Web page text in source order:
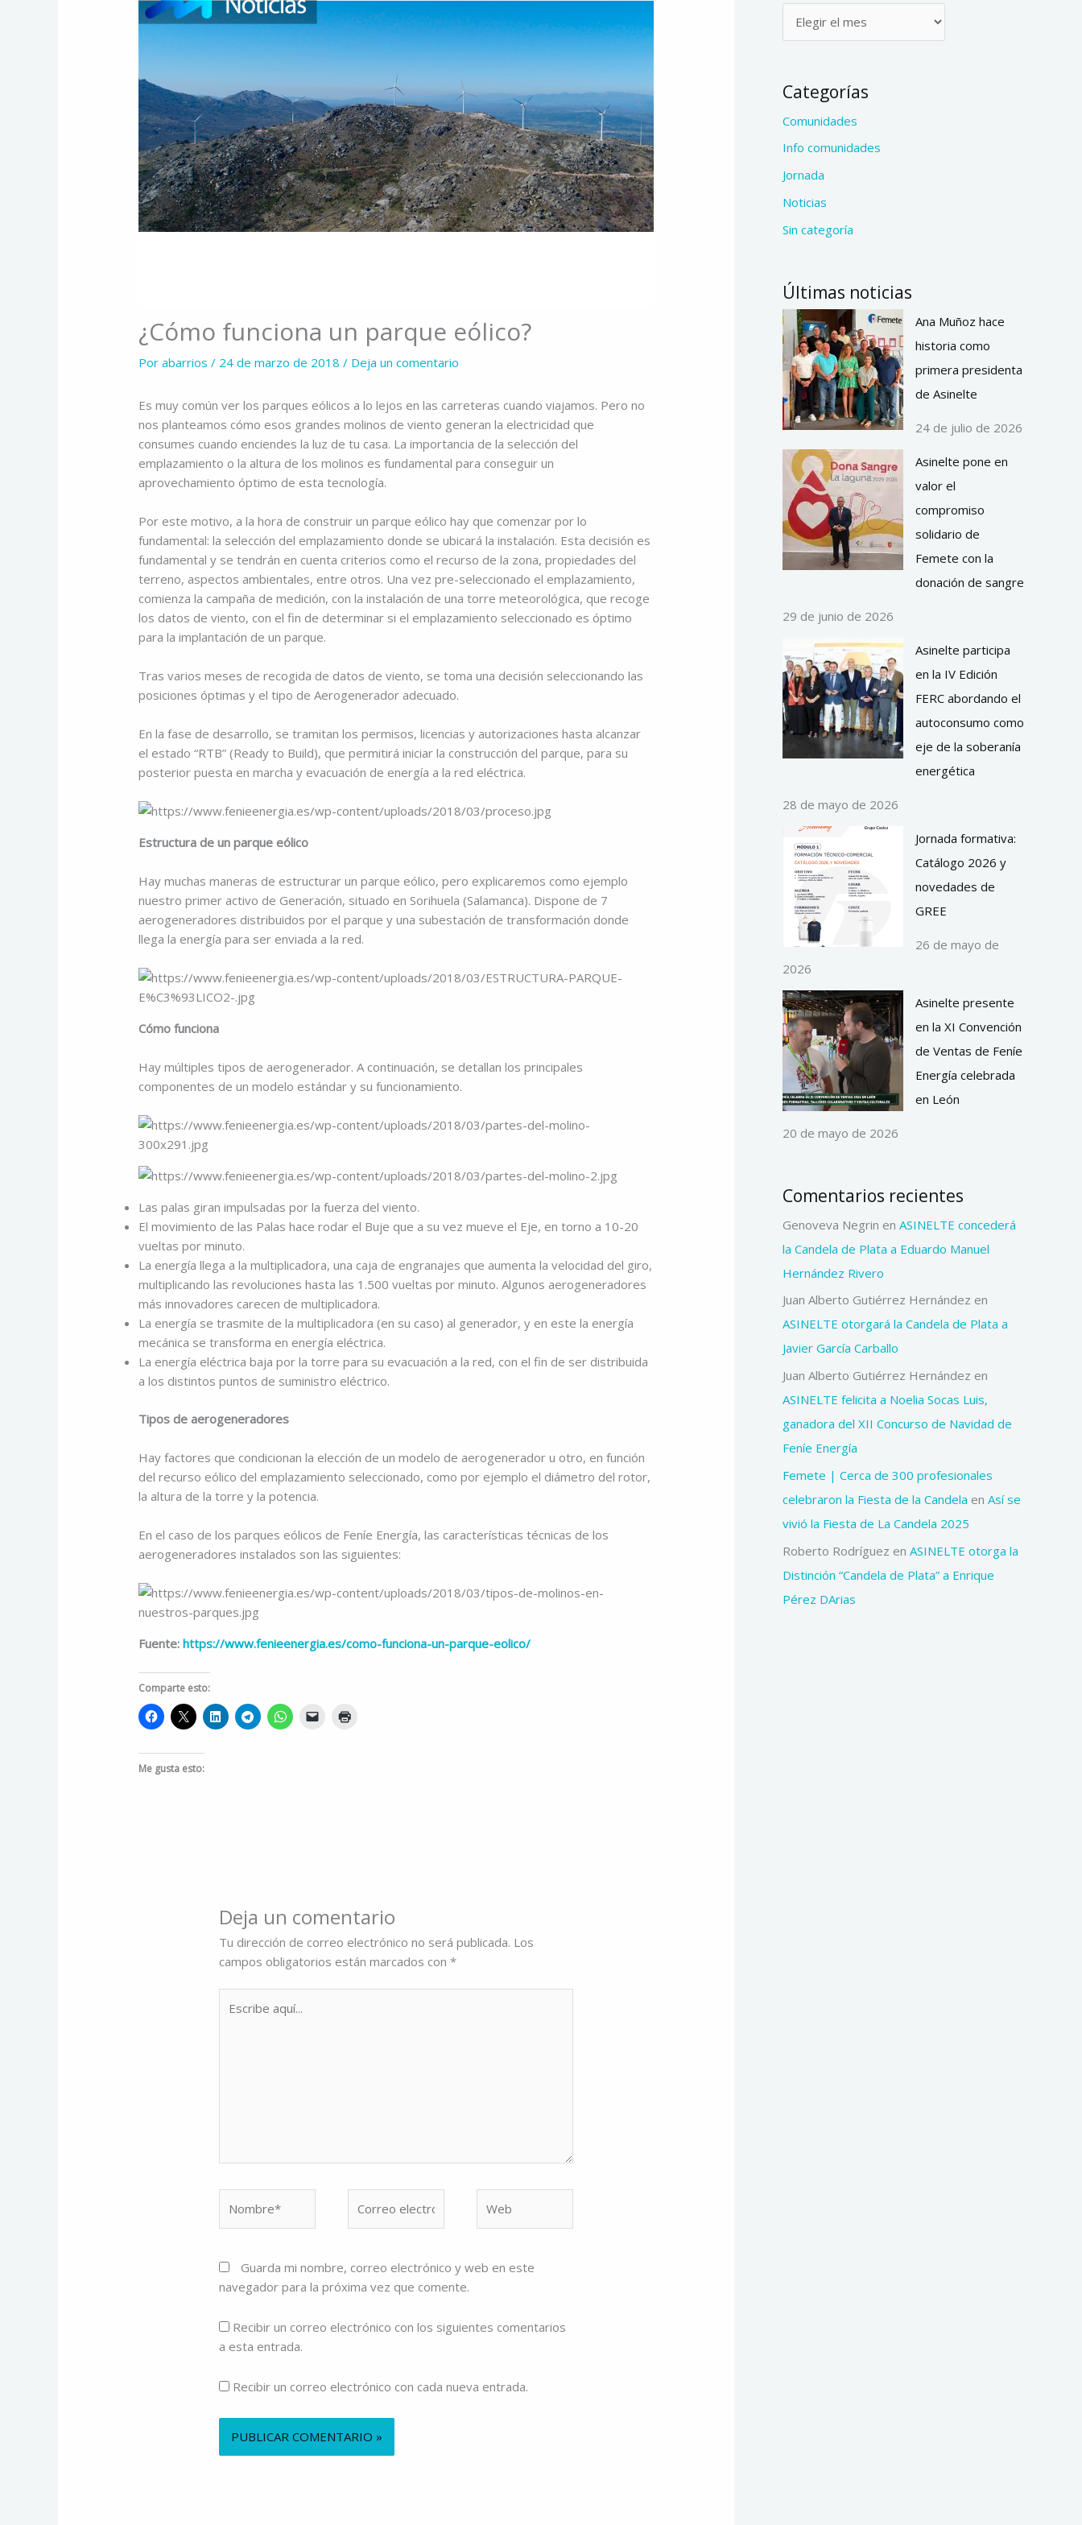
¿Cómo funciona un parque eólico?
Porabarrios/ 24 de marzo de 2018/ Deja un comentario
Es muy común ver los parques eólicos a lo lejos en las carreteras cuando viajamos. Pero no
nos planteamos cómo esos grandes molinos de viento generan la electricidad que
consumes cuando enciendes la luz de tu casa. La importancia de la selección del
emplazamiento o la altura de los molinos es fundamental para conseguir un
aprovechamiento óptimo de esta tecnología.
Por este motivo, a la hora de construir un parque eólico hay que comenzar por lo
fundamental: la selección del emplazamiento donde se ubicará la instalación. Esta decisión es
fundamental y se tendrán en cuenta criterios como el recurso de la zona, propiedades del
terreno, aspectos ambientales, entre otros. Una vez pre-seleccionado el emplazamiento,
comienza la campaña de medición, con la instalación de una torre meteorológica, que recoge
los datos de viento, con el fin de determinar si el emplazamiento seleccionado es óptimo
para la implantación de un parque.
Tras varios meses de recogida de datos de viento, se toma una decisión seleccionando las
posiciones óptimas y el tipo de Aerogenerador adecuado.
En la fase de desarrollo, se tramitan los permisos, licencias y autorizaciones hasta alcanzar
el estado “RTB” (Ready to Build), que permitirá iniciar la construcción del parque, para su
posterior puesta en marcha y evacuación de energía a la red eléctrica.
Estructura de un parque eólico
Hay muchas maneras de estructurar un parque eólico, pero explicaremos como ejemplo
nuestro primer activo de Generación, situado en Sorihuela (Salamanca). Dispone de 7
aerogeneradores distribuidos por el parque y una subestación de transformación donde
llega la energía para ser enviada a la red.
Cómo funciona
Hay múltiples tipos de aerogenerador. A continuación, se detallan los principales
componentes de un modelo estándar y su funcionamiento.
Las palas giran impulsadas por la fuerza del viento.
El movimiento de las Palas hace rodar el Buje que a su vez mueve el Eje, en torno a 10-20
vueltas por minuto.
La energía llega a la multiplicadora, una caja de engranajes que aumenta la velocidad del giro,
multiplicando las revoluciones hasta las 1.500 vueltas por minuto. Algunos aerogeneradores
más innovadores carecen de multiplicadora.
La energía se trasmite de la multiplicadora (en su caso) al generador, y en este la energía
mecánica se transforma en energía eléctrica.
La energía eléctrica baja por la torre para su evacuación a la red, con el fin de ser distribuida
a los distintos puntos de suministro eléctrico.
Tipos de aerogeneradores
Hay factores que condicionan la elección de un modelo de aerogenerador u otro, en función
del recurso eólico del emplazamiento seleccionado, como por ejemplo el diámetro del rotor,
la altura de la torre y la potencia.
En el caso de los parques eólicos de Feníe Energía, las características técnicas de los
aerogeneradores instalados son las siguientes:
Fuente:https://www.fenieenergia.es/como-funciona-un-parque-eolico/
Comparte esto:
Me gusta esto:
Deja un comentario
Tu dirección de correo electrónico no será publicada. Los
campos obligatorios están marcados con*
aquí...
electrónico*
Guarda mi nombre, correo electrónico y web en este
navegador para la próxima vez que comente.
Recibir un correo electrónico con los siguientes comentarios
a esta entrada.
Recibir un correo electrónico con cada nueva entrada.
Categorías
Comunidades
Info comunidades
Jornada
Noticias
Sin categoría
Últimas noticias
Ana Muñoz hace
historia como
primera presidenta
de Asinelte
24 de julio de 2026
Asinelte pone en
valor el
compromiso
solidario de
Femete con la
donación de sangre
29 de junio de 2026
Asinelte participa
en la IV Edición
FERC abordando el
autoconsumo como
eje de la soberanía
energética
28 de mayo de 2026
Jornada formativa:
Catálogo 2026 y
novedades de
GREE
26 de mayo de
2026
Asinelte presente
en la XI Convención
de Ventas de Feníe
Energía celebrada
en León
20 de mayo de 2026
Comentarios recientes
Genoveva Negrin en ASINELTE concederá
la Candela de Plata a Eduardo Manuel
Hernández Rivero
Juan Alberto Gutiérrez Hernández en
ASINELTE otorgará la Candela de Plata a
Javier García Carballo
Juan Alberto Gutiérrez Hernández en
ASINELTE felicita a Noelia Socas Luis,
ganadora del XII Concurso de Navidad de
Feníe Energía
Femete | Cerca de 300 profesionales
celebraron la Fiesta de la Candela en Así se
vivió la Fiesta de La Candela 2025
Roberto Rodríguez en ASINELTE otorga la
Distinción “Candela de Plata” a Enrique
Pérez DArias